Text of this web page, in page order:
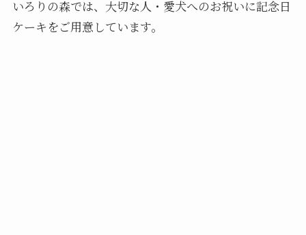
いろりの森では、大切な人・愛犬へのお祝いに記念日
ケーキをご用意しています。